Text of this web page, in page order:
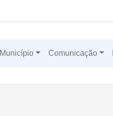
Município Comunicação